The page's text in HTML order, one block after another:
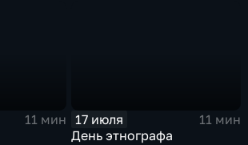
11 мин
17 июля
11 мин
День этнографа